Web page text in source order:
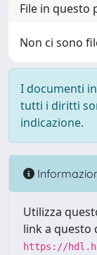
File in questo
Non ci sono
I documenti
tutti i diritti
indicazione.
Utilizza
link a questo
https://